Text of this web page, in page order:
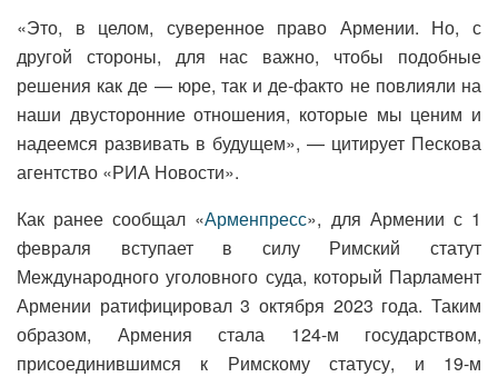
«Это, в целом, суверенное право Армении. Но, с
другой стороны, для нас важно, чтобы подобные
решения как де — юре, так и де-факто не повлияли на
наши двусторонние отношения, которые мы ценим и
надеемся развивать в будущем», — цитирует Пескова
агентство «РИА Новости».
Как ранее сообщал «Арменпресс», для Армении с 1
февраля вступает в силу Римский статут
Международного уголовного суда, который Парламент
Армении ратифицировал 3 октября 2023 года. Таким
образом, Армения стала 124-м государством,
присоединившимся к Римскому статусу, и 19-м